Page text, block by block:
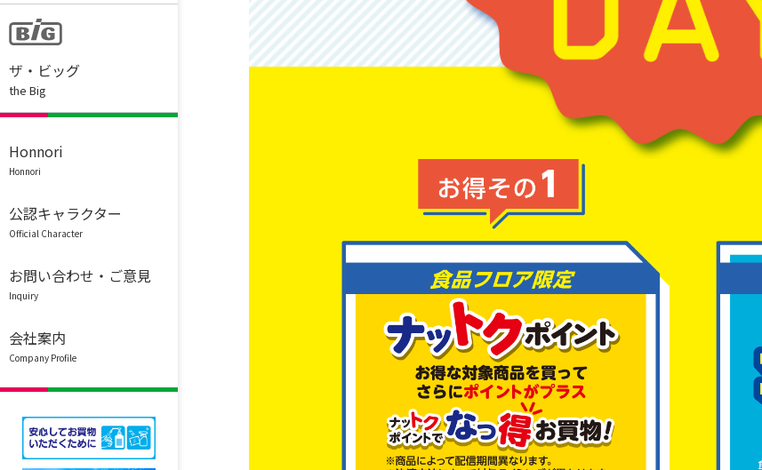
Honnori
Honnori
公認キャラクター
Official Character
お問い合わせ・ご意見
Inquiry
会社案内
Company Profile
ザ・ビッグ
the Big